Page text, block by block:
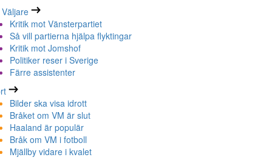
Kritik mot Vänsterpartiet
Så vill partierna hjälpa flyktingar
Kritik mot Jomshof
Politiker reser i Sverige
Färre assistenter
Bilder ska visa idrott
Bråket om VM är slut
Haaland är populär
Bråk om VM i fotboll
Mjällby vidare i kvalet